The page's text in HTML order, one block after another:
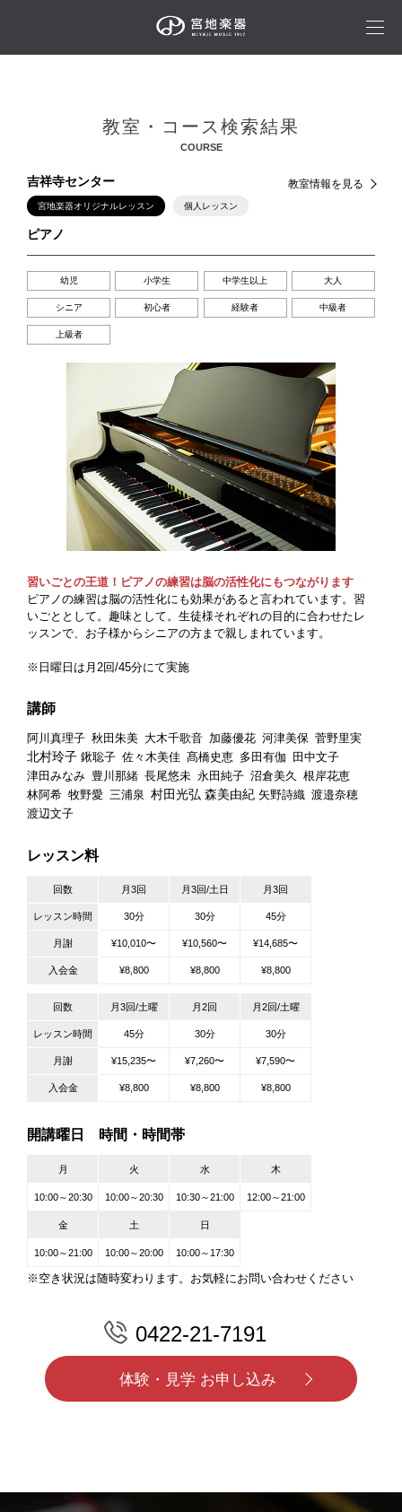
教室・コース検索結果
COURSE
吉祥寺センター 教室情報を見る
宮地楽器オリジナルレッスン 個人レッスン
ピアノ
幼児 小学生 中学生以上 大人
シニア 初心者 経験者 中級者
上級者
習いごとの王道！ピアノの練習は脳の活性化にもつながります
ピアノの練習は脳の活性化にも効果があると言われています。習
いごととして。趣味として。生徒様それぞれの目的に合わせたレ
ッスンで、お子様からシニアの方まで親しまれています。
※日曜日は月2回/45分にて実施
講師
阿川真理子 秋田朱美 大木千歌音 加藤優花 河津美保 菅野里実
北村玲子 鍬聡子 佐々木美佳 髙橋史恵 多田有伽
田中文子
津田みなみ 豊川那緒 長尾悠未 永田純子 沼倉美久 根岸花恵
林阿希 牧野愛 三浦泉 村田光弘 森美由紀 矢野詩織 渡邉奈穂
渡辺文子
レッスン料
回数 月3回 月3回/土日 月3回
レッスン時間 30分 30分 45分
月謝 ¥10,010〜 ¥10,560〜 ¥14,685〜
入会金 ¥8,800 ¥8,800 ¥8,800
回数 月3回/土曜 月2回 月2回/土曜
レッスン時間 45分 30分 30分
月謝 ¥15,235〜 ¥7,260〜 ¥7,590〜
入会金 ¥8,800 ¥8,800 ¥8,800
開講曜日 時間・時間帯
月 火 水 木
10:00～20:30 10:00～20:30 10:30～21:00 12:00～21:00
金 土 日
10:00～21:00 10:00～20:00 10:00～17:30
※空き状況は随時変わります。お気軽にお問い合わせください
0422-21-7191
体験・見学 お申し込み